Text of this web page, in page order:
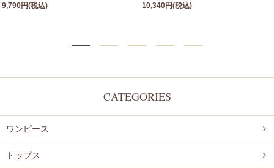
9,790円(税込)
10,340円(税込)
CATEGORIES
ワンピース
トップス